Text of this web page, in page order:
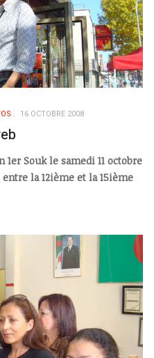
16 OCTOBRE 2008
Souk le samedi 11 octobre
la 12ième et la 15ième